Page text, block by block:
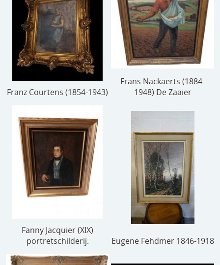
Franz Courtens (1854-1943)
Frans Nackaerts (1884-
1948) De Zaaier
Fanny Jacquier (XIX)
portretschilderij.
Eugene Fehdmer 1846-1918